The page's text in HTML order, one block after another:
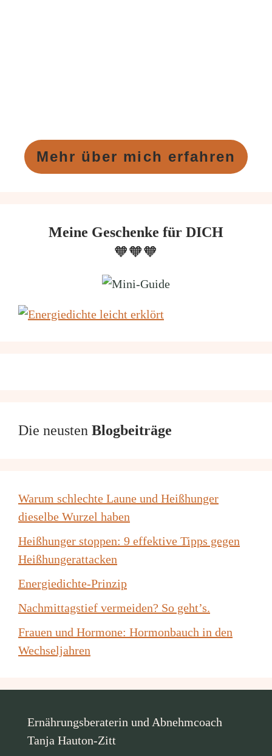
Mehr über mich erfahren
Meine Geschenke für DICH
🧡🧡🧡
Die neusten Blogbeiträge
Warum schlechte Laune und Heißhunger
dieselbe Wurzel haben
Heißhunger stoppen: 9 effektive Tipps gegen
Heißhungerattacken
Energiedichte-Prinzip
Nachmittagstief vermeiden? So geht’s.
Frauen und Hormone: Hormonbauch in den
Wechseljahren
Ernährungsberaterin und Abnehmcoach
Tanja Hauton-Zitt